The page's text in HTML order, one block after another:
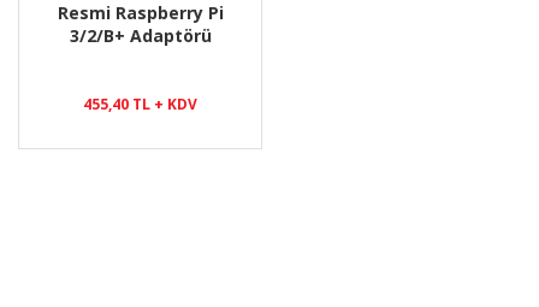
Resmi Raspberry Pi
3/2/B+ Adaptörü
455,40 TL + KDV